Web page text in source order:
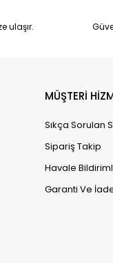
ulaşır.
MÜŞTERİ
Sıkça Sorulan
Sipariş Takip
Havale
Garanti Ve